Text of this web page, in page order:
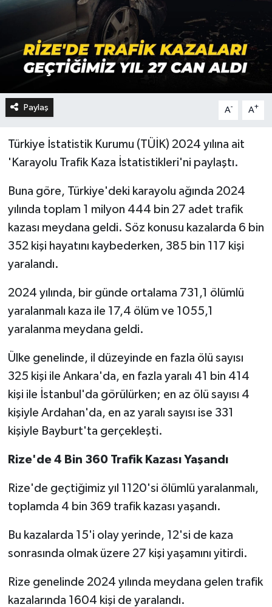
Paylaş A- A+
Türkiye İstatistik Kurumu (TÜİK) 2024 yılına ait
'Karayolu Trafik Kaza İstatistikleri'ni paylaştı.
Buna göre, Türkiye'deki karayolu ağında 2024
yılında toplam 1 milyon 444 bin 27 adet trafik
kazası meydana geldi. Söz konusu kazalarda 6 bin
352 kişi hayatını kaybederken, 385 bin 117 kişi
yaralandı.
2024 yılında, bir günde ortalama 731,1 ölümlü
yaralanmalı kaza ile 17,4 ölüm ve 1055,1
yaralanma meydana geldi.
Ülke genelinde, il düzeyinde en fazla ölü sayısı
325 kişi ile Ankara'da, en fazla yaralı 41 bin 414
kişi ile İstanbul'da görülürken; en az ölü sayısı 4
kişiyle Ardahan'da, en az yaralı sayısı ise 331
kişiyle Bayburt'ta gerçekleşti.
Rize'de 4 Bin 360 Trafik Kazası Yaşandı
Rize'de geçtiğimiz yıl 1120'si ölümlü yaralanmalı,
toplamda 4 bin 369 trafik kazası yaşandı.
Bu kazalarda 15'i olay yerinde, 12'si de kaza
sonrasında olmak üzere 27 kişi yaşamını yitirdi.
Rize genelinde 2024 yılında meydana gelen trafik
kazalarında 1604 kişi de yaralandı.